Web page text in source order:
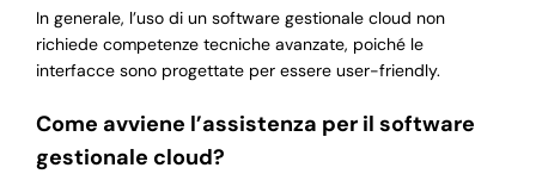
In generale, l’uso di un software gestionale cloud non
richiede competenze tecniche avanzate, poiché le
interfacce sono progettate per essere user-friendly.
Come avviene l’assistenza per il software
gestionale cloud?